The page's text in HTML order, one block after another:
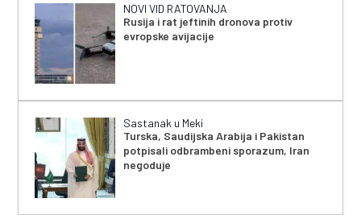
NOVI VID RATOVANJA
Rusija i rat jeftinih dronova protiv
evropske avijacije
Sastanak u Meki
Turska, Saudijska Arabija i Pakistan
potpisali odbrambeni sporazum, Iran
negoduje